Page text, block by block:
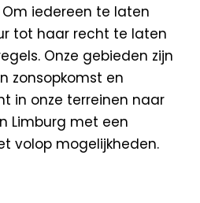
iedereen te laten
tot haar recht te laten
Onze gebieden zijn
zonsopkomst en
in onze terreinen naar
Limburg met een
volop mogelijkheden.